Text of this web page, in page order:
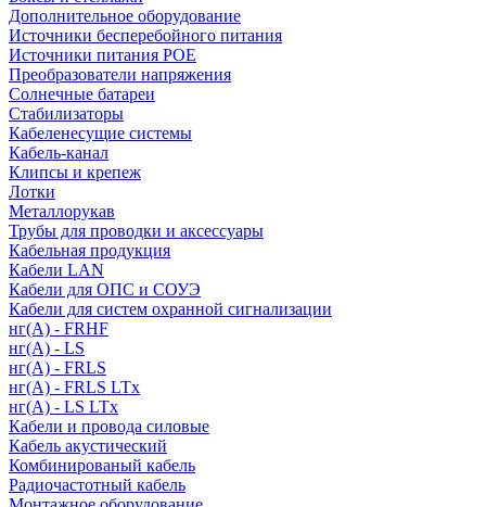
Дополнительное оборудование
Источники бесперебойного питания
Источники питания POE
Преобразователи напряжения
Солнечные батареи
Стабилизаторы
Кабеленесущие системы
Кабель-канал
Клипсы и крепеж
Лотки
Металлорукав
Трубы для проводки и аксессуары
Кабельная продукция
Кабели LAN
Кабели для ОПС и СОУЭ
Кабели для систем охранной сигнализации
нг(A) - FRHF
нг(A) - LS
нг(А) - FRLS
нг(А) - FRLS LTx
нг(А) - LS LTx
Кабели и провода силовые
Кабель акустический
Комбинированый кабель
Радиочастотный кабель